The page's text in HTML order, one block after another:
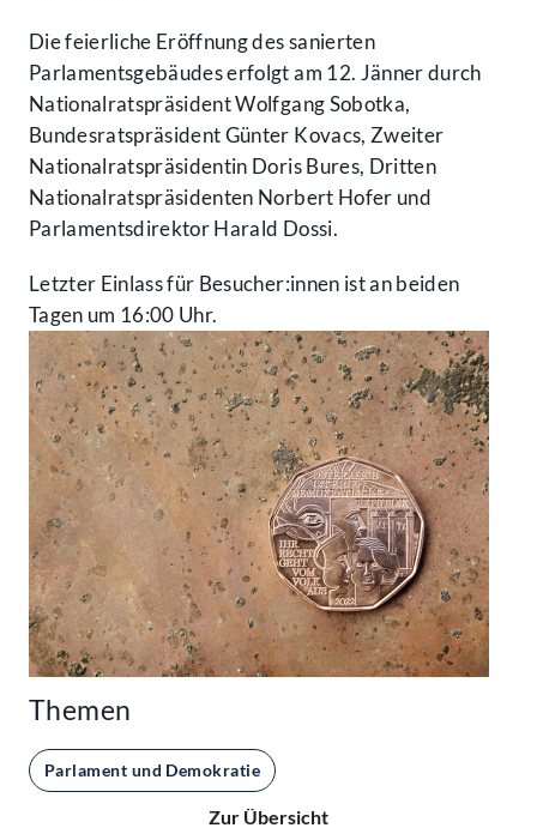
Die feierliche Eröffnung des sanierten
Parlamentsgebäudes erfolgt am 12. Jänner durch
Nationalratspräsident Wolfgang Sobotka,
Bundesratspräsident Günter Kovacs, Zweiter
Nationalratspräsidentin Doris Bures, Dritten
Nationalratspräsidenten Norbert Hofer und
Parlamentsdirektor Harald Dossi.
Letzter Einlass für Besucher:innen ist an beiden
Tagen um 16:00 Uhr.
Themen
Parlament und Demokratie
Zur Übersicht